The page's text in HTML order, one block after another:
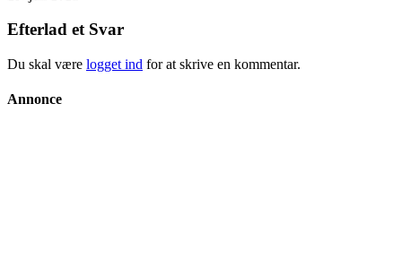
Efterlad et Svar
Du skal være logget ind for at skrive en kommentar.
Annonce